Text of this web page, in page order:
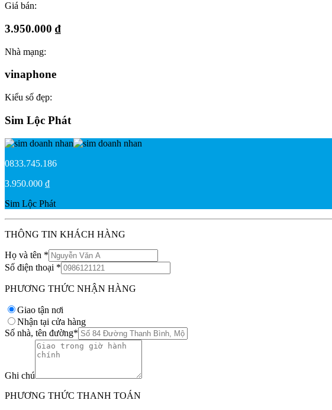
Giá bán:
3.950.000 ₫
Nhà mạng:
vinaphone
Kiểu số đẹp:
Sim Lộc Phát
0833.745.186
3.950.000 ₫
Sim Lộc Phát
THÔNG TIN KHÁCH HÀNG
Họ và tên *
Số điện thoại *
PHƯƠNG THỨC NHẬN HÀNG
Giao tận nơi
Nhận tại cửa hàng
Số nhà, tên đường*
Ghi chú
PHƯƠNG THỨC THANH TOÁN